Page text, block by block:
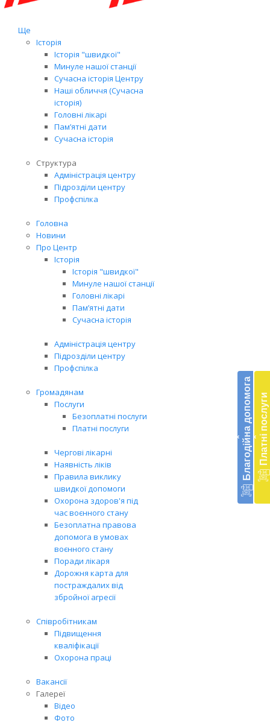
Ще
Історія
Історія "швидкої"
Минуле нашої станції
Сучасна історія Центру
Наші обличчя (Сучасна
історія)
Головні лікарі
Пам’ятні дати
Сучасна історія
Структура
Адміністрація центру
Підрозділи центру
Профспілка
Головна
Новини
Про Центр
Історія
Історія "швидкої"
Минуле нашої станції
Головні лікарі
Пам’ятні дати
Сучасна історія
Адміністрація центру
Підрозділи центру
Профспілка
Громадянам
Послуги
Безоплатні послуги
Платні послуги
Чергові лікарні
Наявність ліків
Правила виклику
швидкої допомоги
Охорона здоров'я під
час воєнного стану
Безоплатна правова
допомога в умовах
воєнного стану
Поради лікаря
Дорожня карта для
постраждалих від
збройної агресії
Співробітникам
Підвищення
кваліфікації
Охорона праці
Вакансії
Галереї
Відео
Фото
‹ Благодійна допомога ‹ Платні послуги